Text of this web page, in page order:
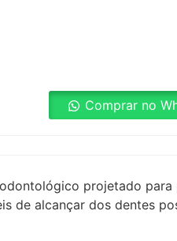
Comprar no
projetado
de alcançar dos dentes